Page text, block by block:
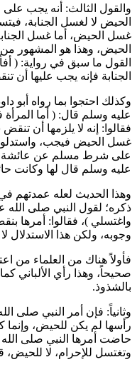
والقول الثالث: أنه يجب
الحيض لا لغسل الجنابة،
غسل الحيض، أما غسل
الحيض، وهذا هو المشهور
القول ما سبق في رواية: (
الجنابة فإنه يجب عليها أن
وكذلك احتجوا بما رواه أبو
عليه وسلم قال: ( أما
فقالوا: إنه لا يلزمها أن
غسل الحيض فيجب، واستدلوا
على شرط مسلم عن عائشة
عليه وسلم قال لها وكانت
وهذا الحديث لعله عمدتهم في
ذكره؛ لقول النبي صلى الله
واغتسلي )، فقالوا: أمرها
وجوبه، ولكن هذا الاستدلال
فأولاً هناك من العلماء من
صحيحاً، وهذا رأي الألباني
بالشذوذ.
وثانياً: فإن أمر النبي صلى
رأسها لم يكن للحيض، وإنما
حاضت أمرها النبي صلى
وتغتسل للإحرام، لا